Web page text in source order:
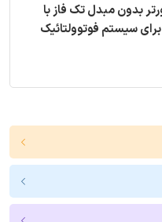
بدون مبدل تک فاز با
سیستم فوتوولتائیک